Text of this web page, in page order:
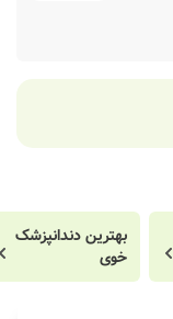
بهترین دندانپزشک
خوی